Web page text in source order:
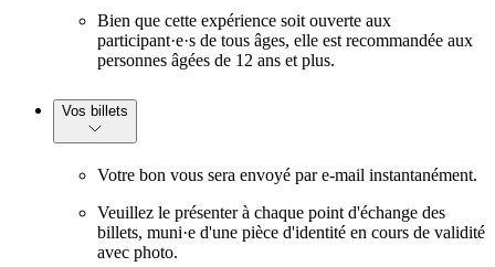
Bien que cette expérience soit ouverte aux
participant·e·s de tous âges, elle est recommandée aux
personnes âgées de 12 ans et plus.
Vos billets
Votre bon vous sera envoyé par e-mail instantanément.
Veuillez le présenter à chaque point d'échange des
billets, muni·e d'une pièce d'identité en cours de validité
avec photo.